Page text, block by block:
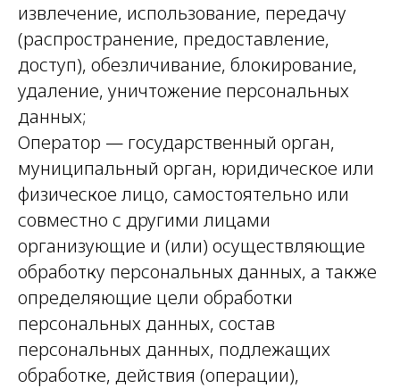
извлечение, использование, передачу
(распространение, предоставление,
доступ), обезличивание, блокирование,
удаление, уничтожение персональных
данных;
Оператор — государственный орган,
муниципальный орган, юридическое или
физическое лицо, самостоятельно или
совместно с другими лицами
организующие и (или) осуществляющие
обработку персональных данных, а также
определяющие цели обработки
персональных данных, состав
персональных данных, подлежащих
обработке, действия (операции),